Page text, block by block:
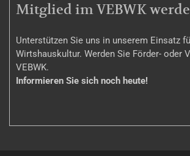
Mitglied im VEBWK
Unterstützen Sie uns in unserem Einsatz
Wirtshauskultur. Werden Sie Förder- oder
VEBWK.
Informieren Sie sich noch heute!